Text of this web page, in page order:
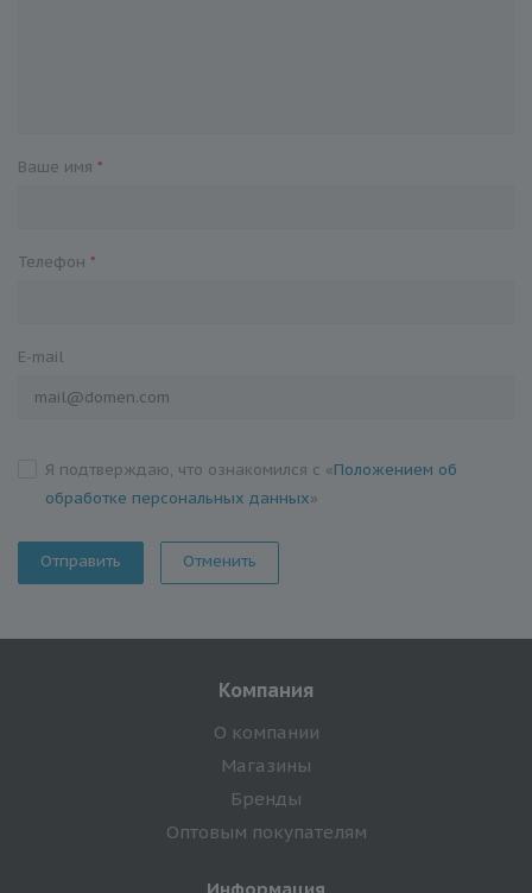
Ваше имя *
Телефон *
E-mail
Я подтверждаю, что ознакомился с «Положением об
обработке персональных данных»
Отменить
Компания
О компании
Магазины
Бренды
Оптовым покупателям
Информация